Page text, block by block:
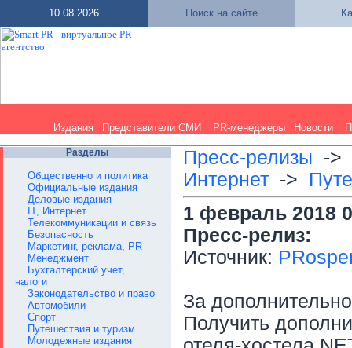
10.08.2026 Поиск на сайте
Издания Представители СМИ PR-менеджеры Новости
Разделы
Общественно и политика
Официальные издания
Деловые издания
IT, Интернет
Телекоммуникации и связь
Безопасность
Маркетинг, реклама, PR
Менеджмент
Бухгалтерский учет,
налоги
Законодательство и право
Автомобили
Спорт
Путешествия и туризм
Молодежные издания
Пресс-релизы ->
Интернет ->
1 февраль 2018
Пресс-релиз:
Источник:
За
Получить